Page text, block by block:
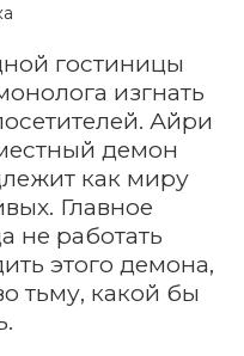
гостиницы
изгнать
Айри
демон
как миру
Главное
не работать
этого демона,
тьму, какой бы